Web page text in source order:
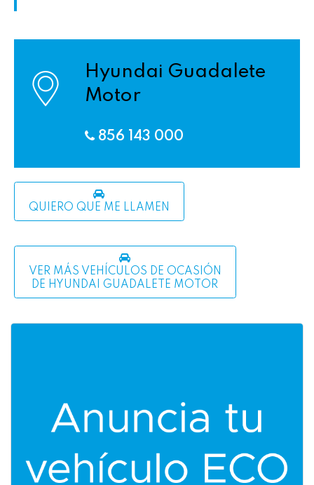
Hyundai Guadalete
Motor
856 143 000
QUIERO QUE ME LLAMEN
VER MÁS VEHÍCULOS DE OCASIÓN
DE HYUNDAI GUADALETE MOTOR